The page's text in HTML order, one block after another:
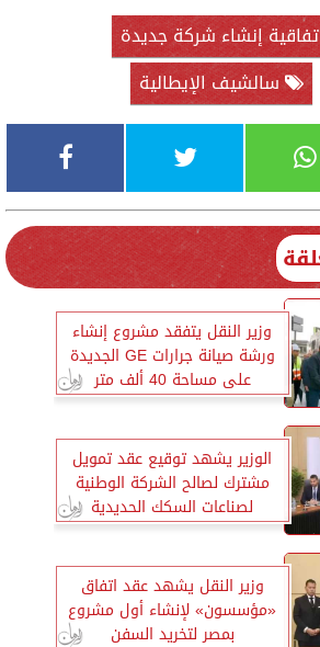
إنشاء شركة جديدة
سالشيف الإيطالية
وزير النقل يتفقد مشروع إنشاء
ورشة صيانة جرارات GE الجديدة
على مساحة 40 ألف متر
الوزير يشهد توقيع عقد تمويل
مشترك لصالح الشركة الوطنية
لصناعات السكك الحديدية
وزير النقل يشهد عقد اتفاق
«مؤسسون» لإنشاء أول مشروع
بمصر لتخريد السفن